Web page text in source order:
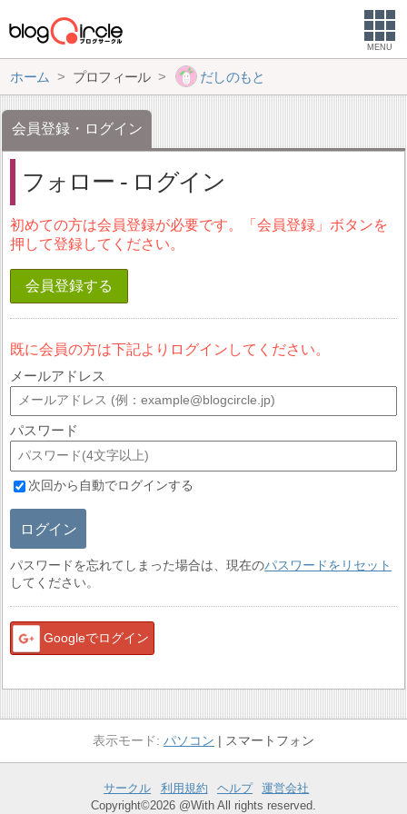
MENU
ホーム プロフィール だしのもと
会員登録・ログイン
フォロー - ログイン
初めての方は会員登録が必要です。「会員登録」ボタンを
押して登録してください。
会員登録する
既に会員の方は下記よりログインしてください。
メールアドレス
パスワード
次回から自動でログインする
ログイン
パスワードを忘れてしまった場合は、現在のパスワードをリセット
してください。
Googleでログイン
パソコン スマートフォン
サークル 利用規約 ヘルプ
運営会社
Copyright©2026 @With All rights reserved.